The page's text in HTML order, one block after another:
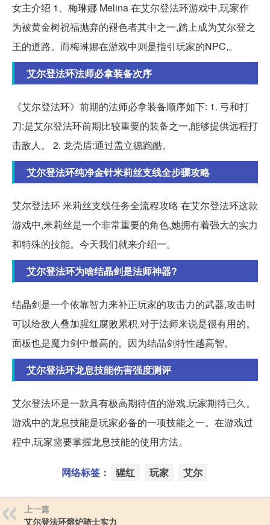
女主介绍 1、梅琳娜 Melina 在艾尔登法环游戏中,玩家作
为被黄金树祝福抛弃的褪色者其中之一,踏上成为艾尔登之
王的道路。而梅琳娜在游戏中则是指引玩家的NPC,。
艾尔登法环法师必拿装备次序
《艾尔登法环》前期的法师必拿装备顺序如下: 1. 弓和打
刀:是艾尔登法环前期比较重要的装备之一,能够提供远程打
击敌人。 2. 龙壳盾:通过盖立德跑酷。
艾尔登法环纯净金针米莉丝支线全步骤攻略
艾尔登法环 米莉丝支线任务全流程攻略 在艾尔登法环这款
游戏中,米莉丝是一个非常重要的角色,她拥有着强大的实力
和特殊的技能。今天我们就来介绍一。
艾尔登法环为啥结晶剑是法师神器?
结晶剑是一个依靠智力来补正玩家的攻击力的武器,攻击时
可以给敌人叠加腥红腐败累积,对于法师来说是很有用的。
面板也是魔力剑中最高的。因为结晶剑特性越高智。
艾尔登法环龙息技能伤害强度测评
艾尔登法环是一款具有极高期待值的游戏,玩家期待已久。
游戏中的龙息技能是玩家必备的一项技能之一。在游戏过
程中,玩家需要掌握龙息技能的使用方法。
网络标签： 猩红 玩家 艾尔
上一篇
艾尔登法环熔炉骑士实力